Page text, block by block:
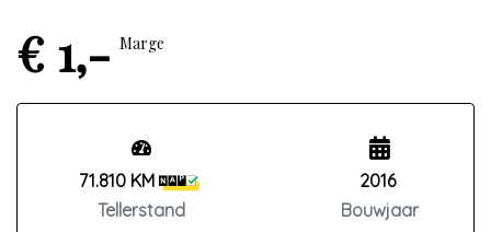
€ 1,- Marge
71.810 KM
Tellerstand
2016
Bouwjaar